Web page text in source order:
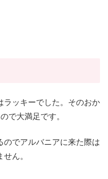
ラッキーでした。そのおか
で大満足です。
のでアルバニアに来た際は
ん。